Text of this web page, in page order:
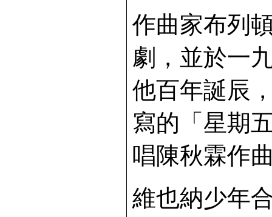
作曲家布列
劇，並於一
他百年誕辰
寫的「星期
唱陳秋霖作
維也納少年